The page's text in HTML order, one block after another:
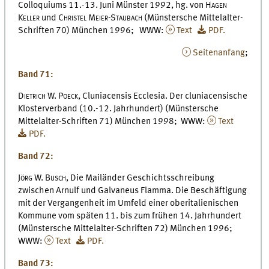
Colloquiums 11.-13. Juni Münster 1992, hg. von Hagen
Keller und Christel Meier-Staubach (Münstersche Mittelalter-
Schriften 70) München 1996; WWW:
Text PDF.
Seitenanfang;
Band 71:
Dietrich W. Poeck, Cluniacensis Ecclesia. Der cluniacensische
Klosterverband (10.-12. Jahrhundert) (Münstersche
Mittelalter-Schriften 71) München 1998; WWW:
Text
PDF.
Band 72:
Jörg W. Busch, Die Mailänder Geschichtsschreibung
zwischen Arnulf und Galvaneus Flamma. Die Beschäftigung
mit der Vergangenheit im Umfeld einer oberitalienischen
Kommune vom späten 11. bis zum frühen 14. Jahrhundert
(Münstersche Mittelalter-Schriften 72) München 1996;
WWW:
Text PDF.
Band 73: